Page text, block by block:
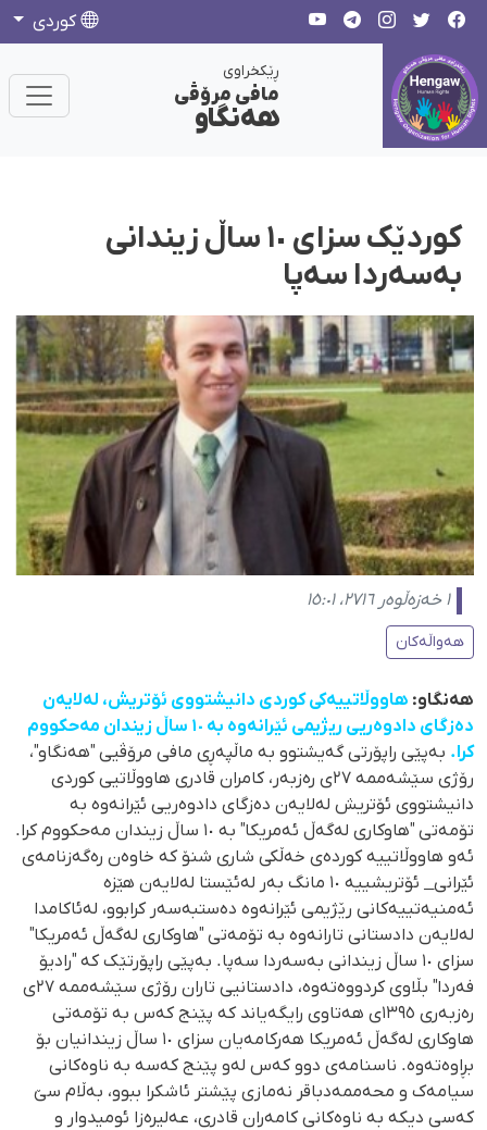
كوردی
ڕێکخراوی
مافی مرۆڤی
هەنگاو
کوردێک سزای ١٠ ساڵ زیندانی
بەسەردا سەپا
١ خەزەڵوەر ٢٧١٦، ١٥:٠١
هەواڵەکان
هەنگاو: هاووڵاتییەکی کوردی دانیشتووی ئۆتریش، لەلایەن
دەزگای دادوەریی ریژیمی ئێرانەوە بە ١٠ ساڵ زیندان مەحکووم
کرا. بەپێی راپۆرتی گەیشتوو بە ماڵپەڕی مافی مرۆڤیی "هەنگاو"،
رۆژی سێشەممە ٢٧ی رەزبەر، کامران قادری هاووڵاتیی کوردی
دانیشتووی ئۆتریش لەلایەن دەزگای دادوەریی ئێرانەوە بە
تۆمەتی "هاوکاری لەگەڵ ئەمریکا" بە ١٠ ساڵ زیندان مەحکووم کرا.
ئەو هاووڵاتییە کوردەی خەڵکی شاری شنۆ کە خاوەن رەگەزنامەی
ئێرانی_ ئۆتریشییە ١٠ مانگ بەر لەئێستا لەلایەن هێزە
ئەمنیەتییەکانی رێژیمی ئێرانەوە دەستبەسەر کرابوو، له‌ئاكامدا
لەلایەن دادستانی تارانەوە بە تۆمەتی "هاوکاری لەگەڵ ئەمریکا"
سزای ١٠ ساڵ زیندانی به‌سه‌ردا سه‌پا. بەپێی راپۆرتێک کە "رادیۆ
فەردا" بڵاوی کردووەتەوە، دادستانیی تاران رۆژی سێشەممە ٢٧ی
رەزبەری ١٣٩٥ی هەتاوی رایگەیاند کە پێنج کەس بە تۆمەتی
هاوکاری لەگەڵ ئەمریکا هەرکامەیان سزای ١٠ ساڵ زیندانیان بۆ
بڕاوەتەوە. ناسنامەی دوو کەس لەو پێنج کەسە بە ناوەکانی
سیامەک و محەممەدباقر نەمازی پێشتر ئاشکرا ببوو، بەڵام سێ
کەسی دیکە بە ناوەکانی کامه‌ران قادری، عەلیرەزا ئومیدوار و